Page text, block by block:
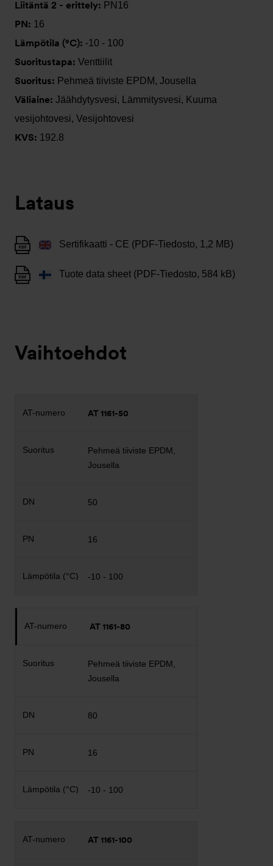
Liitäntä 2 - erittely: PN16
PN: 16
Lämpötila (°C): -10 - 100
Suoritustapa: Venttiilit
Suoritus: Pehmeä tiiviste EPDM, Jousella
Väliaine: Jäähdytysvesi, Lämmitysvesi, Kuuma
vesijohtovesi, Vesijohtovesi
KVS: 192.8
Lataus
Sertifikaatti - CE (PDF-Tiedosto, 1,2 MB)
Tuote data sheet (PDF-Tiedosto, 584 kB)
Vaihtoehdot
AT 1161-50
Pehmeä tiiviste EPDM,
Jousella
50
16
-10 - 100
AT 1161-80
Pehmeä tiiviste EPDM,
Jousella
80
16
-10 - 100
AT 1161-100